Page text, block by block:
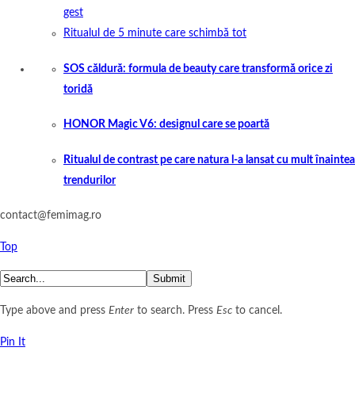
gest
Ritualul de 5 minute care schimbă tot
SOS căldură: formula de beauty care transformă orice zi
toridă
HONOR Magic V6: designul care se poartă
Ritualul de contrast pe care natura l-a lansat cu mult înaintea
trendurilor
contact@femimag.ro
Top
Submit
Type above and press Enter to search. Press Esc to cancel.
Pin It